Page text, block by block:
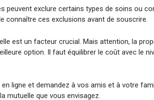
peuvent exclure certains types de soins ou
connaître ces exclusions avant de souscrire.
est un facteur crucial. Mais attention, la
option. Il faut équilibrer le coût avec le
ligne et demandez à vos amis et à votre
mutuelle que vous envisagez.